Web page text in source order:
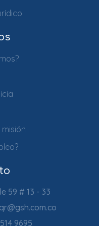
59 # 13 - 33
9695